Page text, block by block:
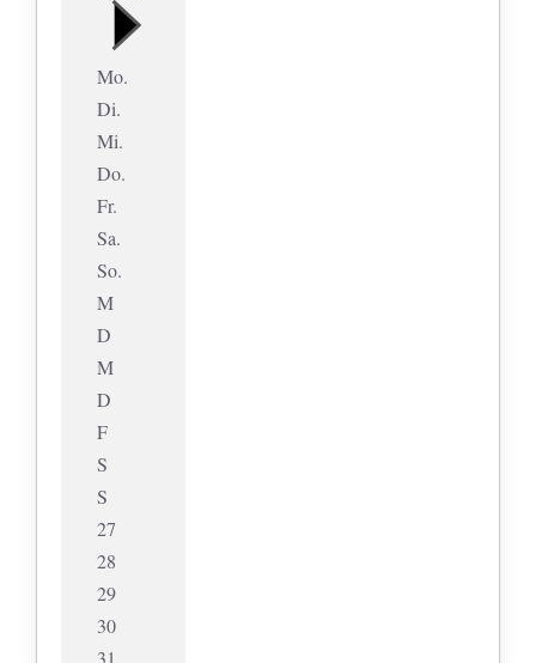
Mo.
Di.
Mi.
Do.
Fr.
Sa.
So.
M
D
M
D
F
S
S
27
28
29
30
31